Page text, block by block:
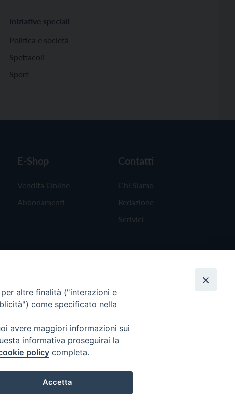
Iniziative speciali
Politica e società
Spettacoli
Sport
E-Shop
Vendita Online
Abbonamenti
Contatti
Chi Siamo
Redazione
Scrivici
altre finalità ("interazioni e
come specificato nella
avere maggiori informazioni sui
informativa proseguirai la
policy completa.
Accetta